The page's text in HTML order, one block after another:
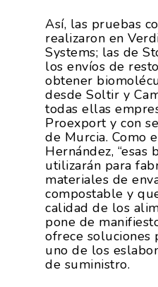
Así, las pruebas
realizaron en
Systems; las de
los envíos de
obtener
desde Soltir y
todas ellas
Proexport y con
de Murcia. Como
Hernández, “esas
utilizarán para
materiales de
compostable y
calidad de los
pone de
ofrece soluciones
uno de los
de suministro.